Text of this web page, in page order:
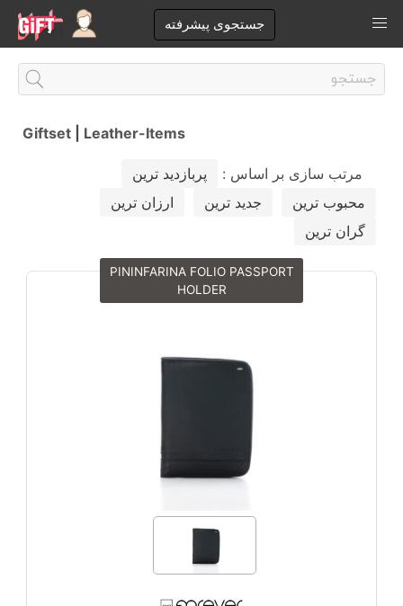
جستجوی پیشرفته
Giftset Leather-Items
مرتب سازی بر اساس :
پربازدید ترین
محبوب ترین
جدید ترین
ارزان ترین
گران ترین
PININFARINA FOLIO PASSPORT
HOLDER